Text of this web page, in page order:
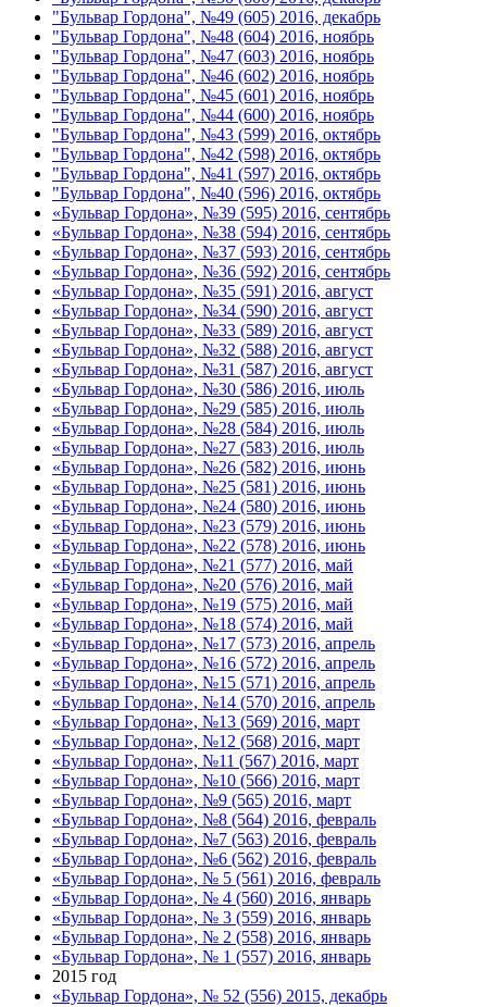
"Бульвар Гордона", №49 (605) 2016, декабрь
"Бульвар Гордона", №48 (604) 2016, ноябрь
"Бульвар Гордона", №47 (603) 2016, ноябрь
"Бульвар Гордона", №46 (602) 2016, ноябрь
"Бульвар Гордона", №45 (601) 2016, ноябрь
"Бульвар Гордона", №44 (600) 2016, ноябрь
"Бульвар Гордона", №43 (599) 2016, октябрь
"Бульвар Гордона", №42 (598) 2016, октябрь
"Бульвар Гордона", №41 (597) 2016, октябрь
"Бульвар Гордона", №40 (596) 2016, октябрь
«Бульвар Гордона», №39 (595) 2016, сентябрь
«Бульвар Гордона», №38 (594) 2016, сентябрь
«Бульвар Гордона», №37 (593) 2016, сентябрь
«Бульвар Гордона», №36 (592) 2016, сентябрь
«Бульвар Гордона», №35 (591) 2016, август
«Бульвар Гордона», №34 (590) 2016, август
«Бульвар Гордона», №33 (589) 2016, август
«Бульвар Гордона», №32 (588) 2016, август
«Бульвар Гордона», №31 (587) 2016, август
«Бульвар Гордона», №30 (586) 2016, июль
«Бульвар Гордона», №29 (585) 2016, июль
«Бульвар Гордона», №28 (584) 2016, июль
«Бульвар Гордона», №27 (583) 2016, июль
«Бульвар Гордона», №26 (582) 2016, июнь
«Бульвар Гордона», №25 (581) 2016, июнь
«Бульвар Гордона», №24 (580) 2016, июнь
«Бульвар Гордона», №23 (579) 2016, июнь
«Бульвар Гордона», №22 (578) 2016, июнь
«Бульвар Гордона», №21 (577) 2016, май
«Бульвар Гордона», №20 (576) 2016, май
«Бульвар Гордона», №19 (575) 2016, май
«Бульвар Гордона», №18 (574) 2016, май
«Бульвар Гордона», №17 (573) 2016, апрель
«Бульвар Гордона», №16 (572) 2016, апрель
«Бульвар Гордона», №15 (571) 2016, апрель
«Бульвар Гордона», №14 (570) 2016, апрель
«Бульвар Гордона», №13 (569) 2016, март
«Бульвар Гордона», №12 (568) 2016, март
«Бульвар Гордона», №11 (567) 2016, март
«Бульвар Гордона», №10 (566) 2016, март
«Бульвар Гордона», №9 (565) 2016, март
«Бульвар Гордона», №8 (564) 2016, февраль
«Бульвар Гордона», №7 (563) 2016, февраль
«Бульвар Гордона», №6 (562) 2016, февраль
«Бульвар Гордона», № 5 (561) 2016, февраль
«Бульвар Гордона», № 4 (560) 2016, январь
«Бульвар Гордона», № 3 (559) 2016, январь
«Бульвар Гордона», № 2 (558) 2016, январь
«Бульвар Гордона», № 1 (557) 2016, январь
2015 год
«Бульвар Гордона», № 52 (556) 2015, декабрь